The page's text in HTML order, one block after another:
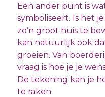
Een ander punt is
symboliseert. Is het
zo’n groot huis te
kan natuurlijk ook
groeien. Van
vraag is hoe je je
De tekening kan je
te raken.